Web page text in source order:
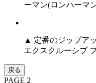
ーマン(ロンハーマ
▲ 定番のジップア
エクスクルーシブ
戻る
PAGE 2